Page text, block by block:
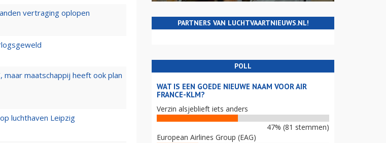
vertraging oplopen
maatschappij heeft ook plan
luchthaven Leipzig
PARTNERS VAN LUCHTVAARTNIEUWS.NL!
POLL
WAT IS EEN GOEDE NIEUWE NAAM VOOR AIR
FRANCE-KLM?
Verzin alsjeblieft iets anders
47% (81 stemmen)
European Airlines Group (EAG)